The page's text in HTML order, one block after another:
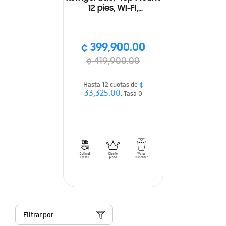
12 pies, WI-FI,
¢ 399,900.00
¢ 419,900.00
Hasta 12 cuotas de¢
33,325.00, Tasa 0
Filtrar por